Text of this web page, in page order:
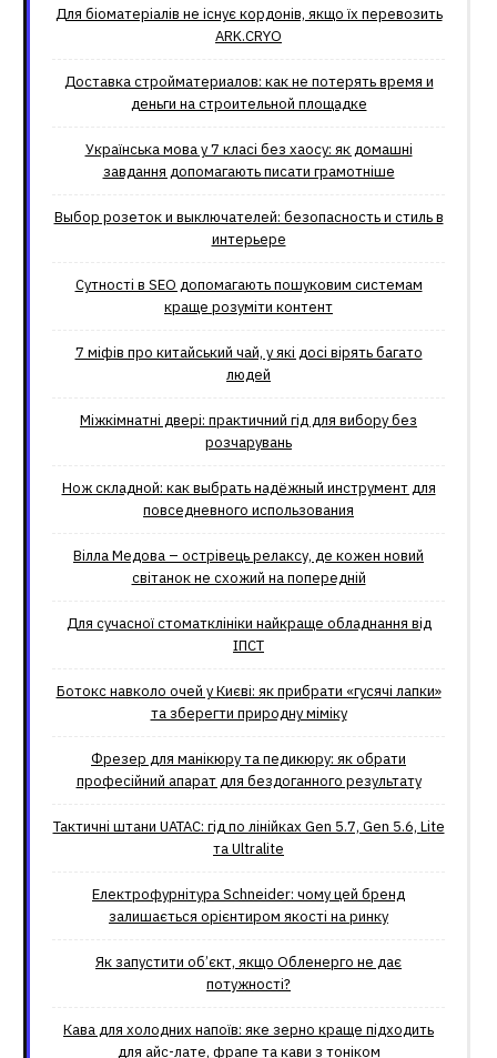
Для біоматеріалів не існує кордонів, якщо їх перевозить
ARK.CRYO
Доставка стройматериалов: как не потерять время и
деньги на строительной площадке
Українська мова у 7 класі без хаосу: як домашні
завдання допомагають писати грамотніше
Выбор розеток и выключателей: безопасность и стиль в
интерьере
Сутності в SEO допомагають пошуковим системам
краще розуміти контент
7 міфів про китайський чай, у які досі вірять багато
людей
Міжкімнатні двері: практичний гід для вибору без
розчарувань
Нож складной: как выбрать надёжный инструмент для
повседневного использования
Вілла Медова – острівець релаксу, де кожен новий
світанок не схожий на попередній
Для сучасної стоматклініки найкраще обладнання від
ІПСТ
Ботокс навколо очей у Києві: як прибрати «гусячі лапки»
та зберегти природну міміку
Фрезер для манікюру та педикюру: як обрати
професійний апарат для бездоганного результату
Тактичні штани UATAC: гід по лінійках Gen 5.7, Gen 5.6, Lite
та Ultralite
Електрофурнітура Schneider: чому цей бренд
залишається орієнтиром якості на ринку
Як запустити об’єкт, якщо Обленерго не дає
потужності?
Кава для холодних напоїв: яке зерно краще підходить
для айс-лате, фрапе та кави з тоніком